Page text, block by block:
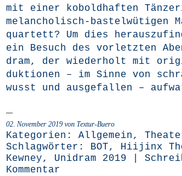
mit einer kobold­haf­ten
melan­cho­­lisch-bas­­tel­­wü­­ti­­gen
quar­tett? Um dies
ein Besuch des vor­letz­ten
dram, der wie­der­holt mit
duk­tio­nen – im Sin­ne von
wusst und aus­ge­fal­len –
02. November 2019 von Textur-Buero
Kategorien: Allgemein,
Schlagwörter: BOT, Hiijinx
Kewney, Unidram 2019
Kommentar